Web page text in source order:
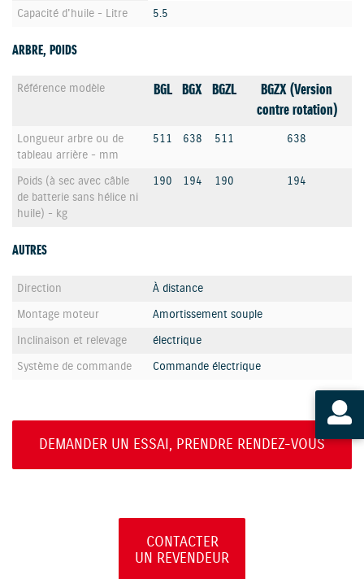
Capacité d'huile - Litre 5.5
ARBRE, POIDS
Référence modèle BGL BGX BGZL
BGZX (Version
contre rotation)
Longueur arbre ou de
tableau arrière - mm
511 638 511 638
Poids (à sec avec câble
de batterie sans hélice ni
huile) - kg
190 194 190 194
AUTRES
Direction
À distance
Montage moteur
Amortissement souple
Inclinaison et relevage
électrique
Système de commande
Commande électrique
DEMANDER UN ESSAI, PRENDRE RENDEZ-VOUS
CONTACTER
UN REVENDEUR